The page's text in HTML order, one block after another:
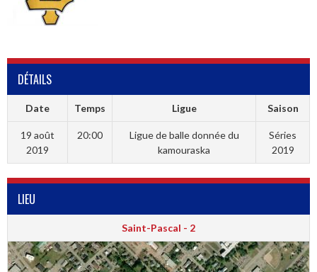
DÉTAILS
Date Temps Ligue Saison
19 août
2019
20:00
Ligue de balle donnée du
kamouraska
Séries
2019
LIEU
Saint-Pascal - 2